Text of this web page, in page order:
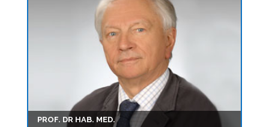
PROF. DR HAB. MED.